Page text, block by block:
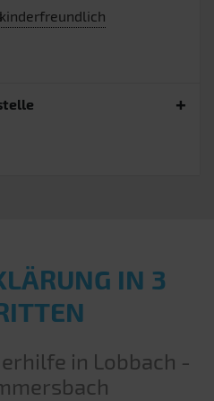
kinderfreundlich
IN 3
in Lobbach -